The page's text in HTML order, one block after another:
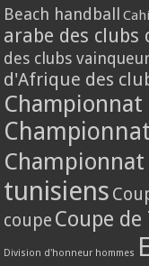
Beach handball
arabe des clubs
des clubs
d'Afrique des
tunisiens
coupe Coupe de
Division d'honneur hommes